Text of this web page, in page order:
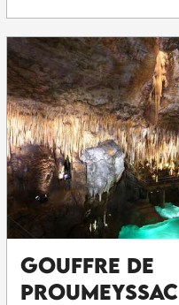
Gouffre de
Proumeyssac